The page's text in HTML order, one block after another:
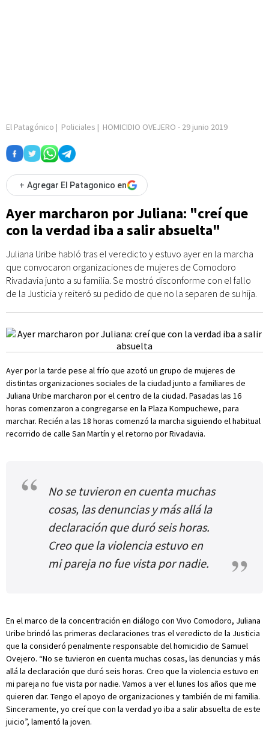
El Patagónico | Policiales | HOMICIDIO OVEJERO - 29 junio 2019
+ Agregar El Patagonico en
Ayer marcharon por Juliana: "creí que
con la verdad iba a salir absuelta"
Juliana Uribe habló tras el veredicto y estuvo ayer en la marcha
que convocaron organizaciones de mujeres de Comodoro
Rivadavia junto a su familia. Se mostró disconforme con el fallo
de la Justicia y reiteró su pedido de que no la separen de su hija.
Ayer por la tarde pese al frío que azotó un grupo de mujeres de
distintas organizaciones sociales de la ciudad junto a familiares de
Juliana Uribe marcharon por el centro de la ciudad. Pasadas las 16
horas comenzaron a congregarse en la Plaza Kompuchewe, para
marchar. Recién a las 18 horas comenzó la marcha siguiendo el habitual
recorrido de calle San Martín y el retorno por Rivadavia.
No se tuvieron en cuenta muchas
cosas, las denuncias y más allá la
declaración que duró seis horas.
Creo que la violencia estuvo en
mi pareja no fue vista por nadie.
En el marco de la concentración en diálogo con Vivo Comodoro, Juliana
Uribe brindó las primeras declaraciones tras el veredicto de la Justicia
que la consideró penalmente responsable del homicidio de Samuel
Ovejero. “No se tuvieron en cuenta muchas cosas, las denuncias y más
allá la declaración que duró seis horas. Creo que la violencia estuvo en
mi pareja no fue vista por nadie. Vamos a ver el lunes los años que me
quieren dar. Tengo el apoyo de organizaciones y también de mi familia.
Sinceramente, yo creí que con la verdad yo iba a salir absuelta de este
juicio”, lamentó la joven.